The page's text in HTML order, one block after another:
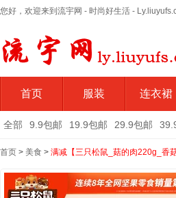
您好，欢迎来到流宇网 - 时尚好生活 -
首页 服装 连衣裙
全部 9.9包邮 19.9包邮 29.9包邮
首页 > 美食 > 满减【三只松鼠_菇的肉220g_香